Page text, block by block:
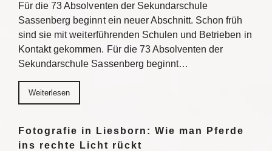
Für die 73 Absolventen der Sekundarschule
Sassenberg beginnt ein neuer Abschnitt. Schon früh
sind sie mit weiterführenden Schulen und Betrieben in
Kontakt gekommen. Für die 73 Absolventen der
Sekundarschule Sassenberg beginnt…
Weiterlesen
Fotografie in Liesborn: Wie man Pferde
ins rechte Licht rückt